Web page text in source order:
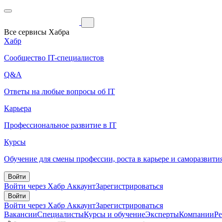
Все сервисы Хабра
Хабр
Сообщество IT-специалистов
Q&A
Ответы на любые вопросы об IT
Карьера
Профессиональное развитие в IT
Курсы
Обучение для смены профессии, роста в карьере и
Войти
Войти через Хабр АккаунтЗарегистрироваться
Войти
Войти через Хабр АккаунтЗарегистрироваться
ВакансииСпециалистыКурсы и обучениеЭкспертыКомпании